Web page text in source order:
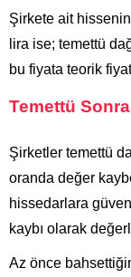
Şirkete ait
lira ise; temettü
bu fiyata teorik
Temettü
Şirketler temettü
oranda değer
hissedarlara
kaybı olarak
Az önce